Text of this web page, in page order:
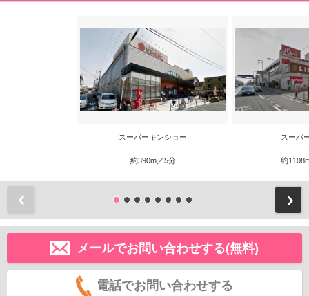
スーパーキンショー
約390m／5分
スーパ
約
メールでお問い合わせする(無料)
電話でお問い合わせする